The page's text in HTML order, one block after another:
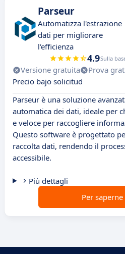
Parseur
Automatizza l'estrazione
dati per migliorare
l'efficienza
4.9Sulla
Versione gratuita Prova
Precio bajo solicitud
Parseur è una soluzione
automatica dei dati, ideale per
e veloce per raccogliere
Questo software è progettato
raccolta dati, rendendo il
accessibile.
Più dettagli
Per